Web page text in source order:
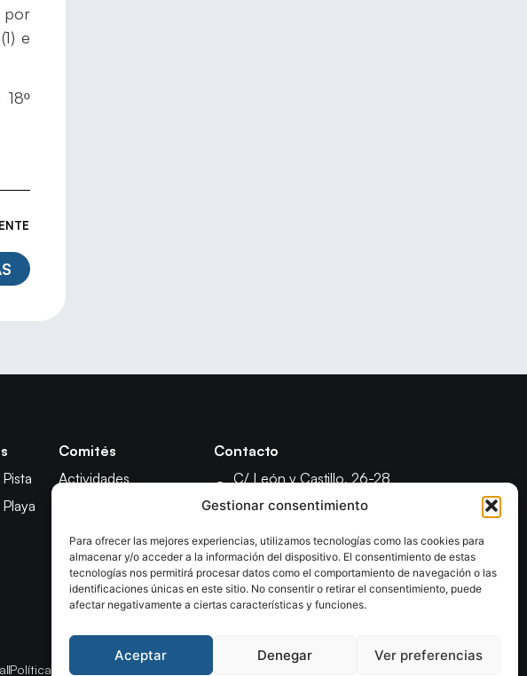
Gestionar consentimiento
Para ofrecer las mejores experiencias, utilizamos tecnologías como las cookies para
almacenar y/o acceder a la información del dispositivo. El consentimiento de estas
tecnologías nos permitirá procesar datos como el comportamiento de navegación o las
identificaciones únicas en este sitio. No consentir o retirar el consentimiento, puede
afectar negativamente a ciertas características y funciones.
Aceptar Denegar Ver preferencias
por
e
Comités
Actividades
Árbitros
Competición
Apelación
Contacto
C/ León y Castillo, 26-28
35003 - Las Palmas de Gran Canaria
formacionfecanbm@gmail.com
Política de Cookies Política de Privacidad